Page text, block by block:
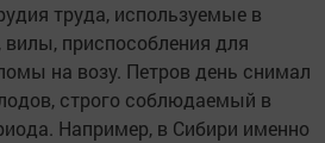
труда, используемые в
вилы, приспособления для
на возу. Петров день снимал
строго соблюдаемый в
Например, в Сибири именно